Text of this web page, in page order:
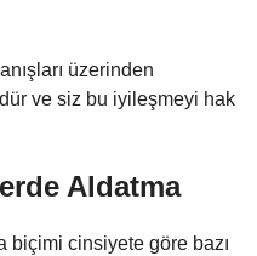
üzerinden
ve siz bu iyileşmeyi hak
Aldatma
biçimi cinsiyete göre bazı